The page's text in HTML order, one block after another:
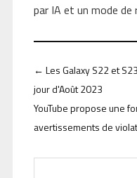
par IA et un mode de
← Les Galaxy S22 et
jour d'Août 2023
YouTube propose une
avertissements de